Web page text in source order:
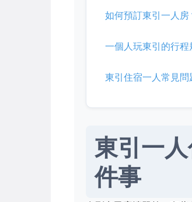
如何預訂東引一人
一個人玩東引的行程
東引住宿一人常見問
東引一
件事